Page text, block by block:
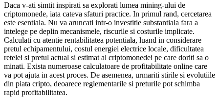
Daca v-ati simtit inspirati sa explorati lumea mining-ului de
criptomonede, iata cateva sfaturi practice. In primul rand, cercetarea
este esentiala. Nu va aruncati intr-o investitie substantiala fara a
intelege pe deplin mecanismele, riscurile si costurile implicate.
Calculati cu atentie rentabilitatea potentiala, luand in considerare
pretul echipamentului, costul energiei electrice locale, dificultatea
retelei si pretul actual si estimat al criptomonedei pe care doriti sa o
minati. Exista numeroase calculatoare de profitabilitate online care
va pot ajuta in acest proces. De asemenea, urmariti stirile si evolutiile
din piata cripto, deoarece reglementarile si preturile pot schimba
rapid profitabilitatea.